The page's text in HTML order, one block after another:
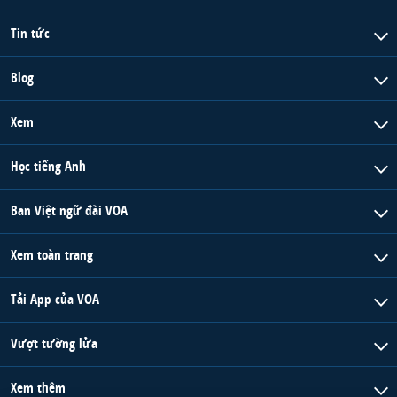
Tin tức
Blog
Xem
Học tiếng Anh
Ban Việt ngữ đài VOA
Xem toàn trang
Tải App của VOA
Vượt tường lửa
Xem thêm